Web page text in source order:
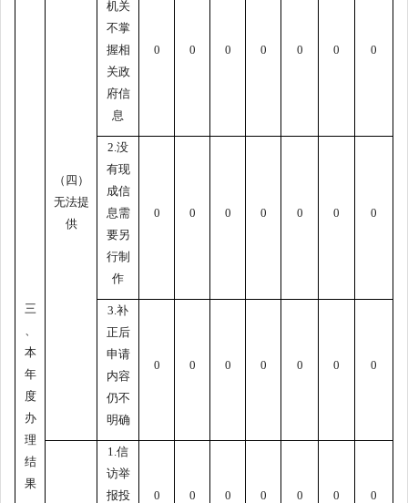
三
、
本
年
度
办
理
结
果
（四）
无法提
供
机关
不掌
握相
关政
府信
息
0 0 0 0 0 0 0
2.没
有现
成信
息需
要另
行制
作
0 0 0 0 0 0 0
3.补
正后
申请
内容
仍不
明确
0 0 0 0 0 0 0
1.信
访举
报投
0 0 0 0 0 0 0